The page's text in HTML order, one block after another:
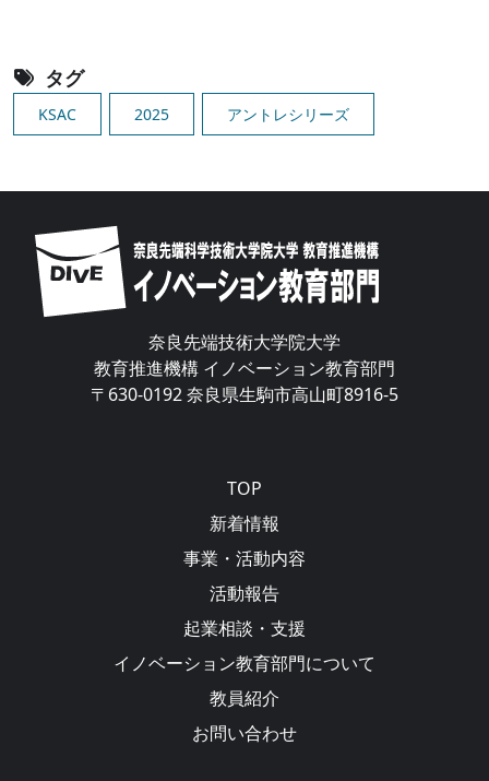
タグ
KSAC 2025 アントレシリーズ
Image
奈良先端技術大学院大学
教育推進機構 イノベーション教育部門
〒630-0192 奈良県生駒市高山町8916-5
TOP
新着情報
事業・活動内容
活動報告
起業相談・支援
イノベーション教育部門について
教員紹介
お問い合わせ